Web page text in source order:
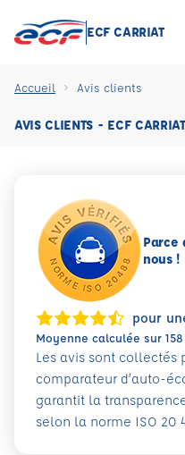
ECF CARRIAT
Accueil Avis clients
AVIS CLIENTS - ECF CARRIAT
Parce
nous !
pour
Moyenne calculée sur
Les avis sont collectés
comparateur d’auto-
garantit la
selon la norme ISO 20